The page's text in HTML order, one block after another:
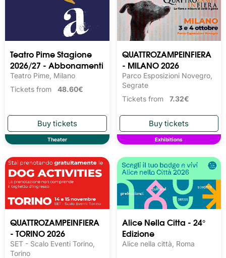
Teatro Pime Stagione
2026/27 - Abbonamenti
Teatro Pime, Milano
Tickets from 48.60€
Theater
QUATTROZAMPEINFIERA
- MILANO 2026
Parco Esposizioni Novegro,
Segrate
Tickets from 7.32€
Exhibitions
QUATTROZAMPEINFIERA
- TORINO 2026
SET - Scalo Eventi Torino,
Torino
Alice Nella Citta - 24°
Edizione
Alice nella città, Roma